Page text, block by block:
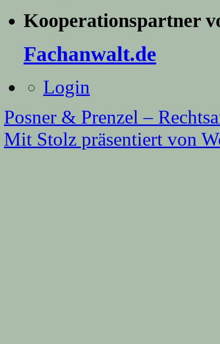
Kooperationspartner
Fachanwalt.de
Login
Posner & Prenzel –
Mit Stolz präsentiert von